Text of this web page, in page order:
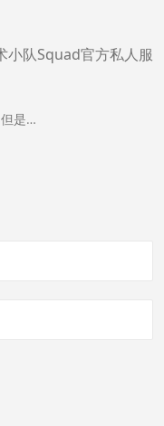
小队Squad官方私人服
是…